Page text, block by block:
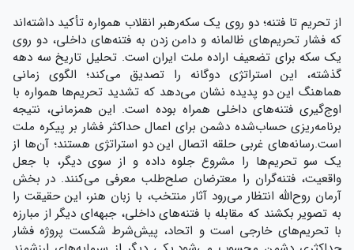
از تحریم تا فتنه؛ دو روی یک سکهرهبر انقلاب همواره تأکید داشته‌اند
که فشار تحریم‌های ظالمانه و دامن زدن به فتنه‌های داخلی، دو روی
یک سکه برای تضعیف اراده ملت ایران است. تحلیل تاریخ سه دهه
گذشته، این استراتژی دوگانه را تصدیق می‌کند؛ الگوی زمانی
هماهنگ این دو پدیده نشان می‌دهد که تشدید تحریم‌ها همواره با
اوج‌گیری فتنه‌های داخلی همراه بوده است. این همزمانی، نتیجه
برنامه‌ریزی حساب‌شده دشمن برای اعمال حداکثر فشار بر پیکره ملت
است.رسانه‌های غربی حلقه اتصال این دو استراتژی هستند؛ آن‌ها از
یک سو تحریم‌ها را مشروع جلوه داده و از سوی دیگر، با جعل
واقعیت، فتنه‌گران را معترضان صلح‌طلب معرفی می‌کنند. در بخش
آرمان روح‌الله انتظار می‌رود آثار منتخب، با زبان هنر، این حقیقت را
به تصویر بکشند که مقابله با فتنه‌های داخلی، جبهه‌ای دیگر از مبارزه
با تحریم‌های خارجی است و اتحاد، پیش‌شرط شکست پروژه فشار